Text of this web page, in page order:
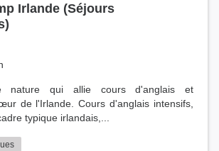
Irlande (Séjours
nature qui allie cours d'anglais et
de l'Irlande. Cours d'anglais intensifs,
typique irlandais,...